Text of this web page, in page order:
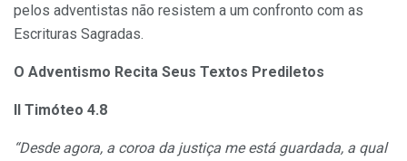
pelos adventistas não resistem a um confronto com as
Escrituras Sagradas.
O Adventismo Recita Seus Textos Prediletos
II Timóteo 4.8
“Desde agora, a coroa da justiça me está guardada, a qual